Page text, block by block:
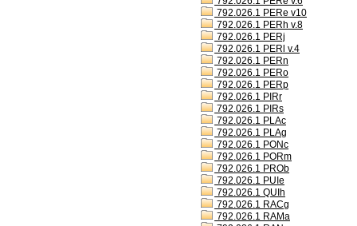
792.026.1 PERe v10
792.026.1 PERh v.8
792.026.1 PERj
792.026.1 PERl v.4
792.026.1 PERn
792.026.1 PERo
792.026.1 PERp
792.026.1 PIRr
792.026.1 PIRs
792.026.1 PLAc
792.026.1 PLAg
792.026.1 PONc
792.026.1 PORm
792.026.1 PROb
792.026.1 PUIe
792.026.1 QUIh
792.026.1 RACg
792.026.1 RAMa